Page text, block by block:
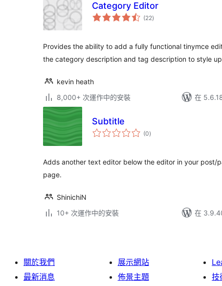
Category Editor
(22總
評)
Provides the ability to add a fully functional tinymce
the category description and tag description to style
kevin heath
8,000+ 次運作中的安裝
在
Subtitle
(0總
評)
Adds another text editor below the editor in your
page.
ShinichiN
10+ 次運作中的安裝
在
關於我們
最新消息
展示網站
佈景主題
技